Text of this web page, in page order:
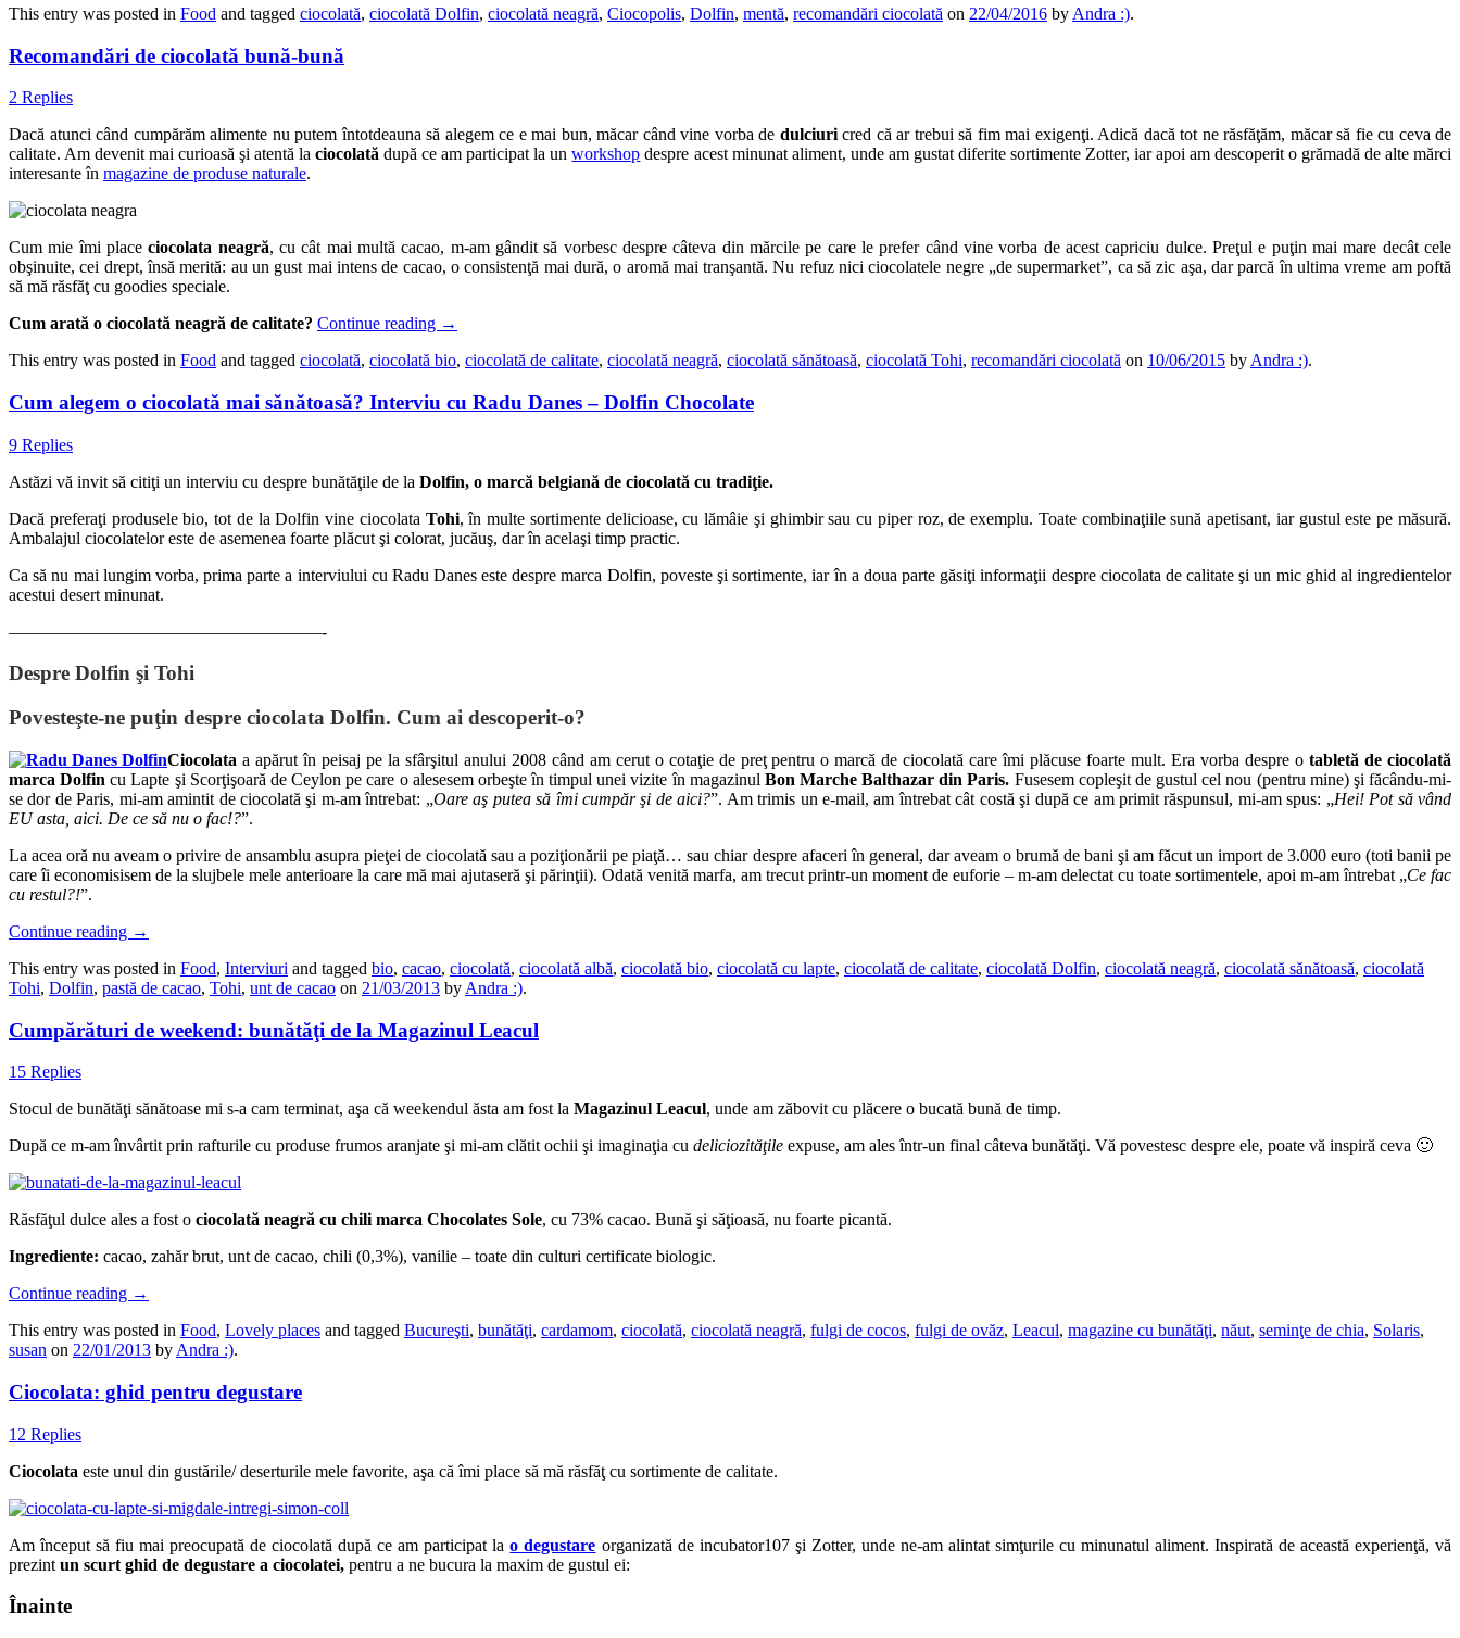
This entry was posted in Food and tagged ciocolată, ciocolată Dolfin, ciocolată neagră, Ciocopolis, Dolfin, mentă, recomandări ciocolată on 22/04/2016 by Andra :).
Recomandări de ciocolată bună-bună
2 Replies
Dacă atunci când cumpărăm alimente nu putem întotdeauna să alegem ce e mai bun, măcar când vine vorba de dulciuricred că ar trebui să fim mai exigenţi. Adică dacă tot ne răsfăţăm, măcar să fie cu ceva de
calitate. Am devenit mai curioasă şi atentă laciocolată după ce am participat la unworkshop despre acest minunat aliment, unde am gustat diferite sortimente Zotter, iar apoi am descoperit o grămadă de alte mărci
interesante în magazine de produse naturale.
Cum mie îmi placeciocolata neagră, cu cât mai multă cacao, m-am gândit să vorbesc despre câteva din mărcile pe care le prefer când vine vorba de acest capriciu dulce. Preţul e puţin mai mare decât cele
obşinuite, cei drept, însă merită: au un gust mai intens de cacao, o consistenţă mai dură, o aromă mai tranşantă. Nu refuz nici ciocolatele negre „de supermarket”, ca să zic aşa, dar parcă în ultima vreme am poftă
să mă răsfăţ cu goodies speciale.
Cum arată o ciocolată neagră de calitate? Continue reading →
This entry was posted in Food and tagged ciocolată, ciocolată bio, ciocolată de calitate, ciocolată neagră, ciocolată sănătoasă, ciocolată Tohi, recomandări ciocolată on 10/06/2015 by Andra :).
Cum alegem o ciocolată mai sănătoasă? Interviu cu Radu Danes – Dolfin Chocolate
9 Replies
Astăzi vă invit să citiţi un interviu cu despre bunătăţile de la Dolfin, o marcă belgiană de ciocolată cu tradiţie.
Dacă preferaţi produsele bio, tot de la Dolfin vine ciocolata Tohi, în multe sortimente delicioase, cu lămâie şi ghimbir sau cu piper roz, de exemplu. Toate combinaţiile sună apetisant, iar gustul este pe măsură.
Ambalajul ciocolatelor este de asemenea foarte plăcut şi colorat, jucăuş, dar în acelaşi timp practic.
Ca să nu mai lungim vorba, prima parte a interviului cu Radu Danes este despre marca Dolfin, poveste şi sortimente, iar în a doua parte găsiţi informaţii despre ciocolata de calitate şi un mic ghid al ingredientelor
acestui desert minunat.
——————————————————-
Despre Dolfin şi Tohi
Povesteşte-ne puţin despre ciocolata Dolfin. Cum ai descoperit-o?
Ciocolata a apărut în peisaj pe la sfârşitul anului 2008 când am cerut o cotaţie de preţ pentru o marcă de ciocolată care îmi plăcuse foarte mult. Era vorba despre otabletă de ciocolată
marca Dolfincu Lapte şi Scorţişoară de Ceylon pe care o alesesem orbeşte în timpul unei vizite în magazinul Bon Marche Balthazar din Paris. Fusesem copleşit de gustul cel nou (pentru mine) şi făcându-mi-
se dor de Paris, mi-am amintit de ciocolată şi m-am întrebat: „Oare aş putea să îmi cumpăr şi de aici?”. Am trimis un e-mail, am întrebat cât costă şi după ce am primit răspunsul, mi-am spus: „Hei! Pot să vând
EU asta, aici. De ce să nu o fac!?”.
La acea oră nu aveam o privire de ansamblu asupra pieţei de ciocolată sau a poziţionării pe piaţă… sau chiar despre afaceri în general, dar aveam o brumă de bani şi am făcut un import de 3.000 euro (toti banii pe
care îi economisisem de la slujbele mele anterioare la care mă mai ajutaseră şi părinţii). Odată venită marfa, am trecut printr-un moment de euforie – m-am delectat cu toate sortimentele, apoi m-am întrebat „Ce fac
cu restul?!”.
Continue reading →
This entry was posted in Food, Interviuri and tagged bio, cacao, ciocolată, ciocolată albă, ciocolată bio, ciocolată cu lapte, ciocolată de calitate, ciocolată Dolfin, ciocolată neagră, ciocolată sănătoasă, ciocolată
Tohi, Dolfin, pastă de cacao, Tohi, unt de cacao on 21/03/2013 by Andra :).
Cumpărături de weekend: bunătăţi de la Magazinul Leacul
15 Replies
Stocul de bunătăţi sănătoase mi s-a cam terminat, aşa că weekendul ăsta am fost la Magazinul Leacul, unde am zăbovit cu plăcere o bucată bună de timp.
După ce m-am învârtit prin rafturile cu produse frumos aranjate şi mi-am clătit ochii şi imaginaţia cu deliciozităţile expuse, am ales într-un final câteva bunătăţi. Vă povestesc despre ele, poate vă inspiră ceva 🙂
Răsfăţul dulce ales a fost o ciocolată neagră cu chili marca Chocolates Sole, cu 73% cacao. Bună şi săţioasă, nu foarte picantă.
Ingrediente: cacao, zahăr brut, unt de cacao, chili (0,3%), vanilie – toate din culturi certificate biologic.
Continue reading →
This entry was posted in Food, Lovely places and tagged Bucureşti, bunătăţi, cardamom, ciocolată, ciocolată neagră, fulgi de cocos, fulgi de ovăz, Leacul, magazine cu bunătăţi, năut, seminţe de chia, Solaris,
susan on 22/01/2013 by Andra :).
Ciocolata: ghid pentru degustare
12 Replies
Ciocolata este unul din gustările/ deserturile mele favorite, aşa că îmi place să mă răsfăţ cu sortimente de calitate.
Am început să fiu mai preocupată de ciocolată după ce am participat lao degustare organizată de incubator107 şi Zotter, unde ne-am alintat simţurile cu minunatul aliment. Inspirată de această experienţă, vă
prezint un scurt ghid de degustare a ciocolatei, pentru a ne bucura la maxim de gustul ei:
Înainte